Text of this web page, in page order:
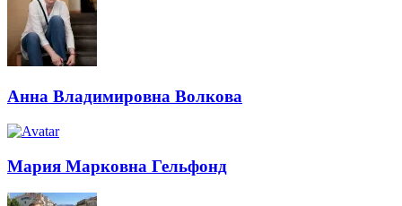
Анна Владимировна Волкова
Мария Марковна Гельфонд